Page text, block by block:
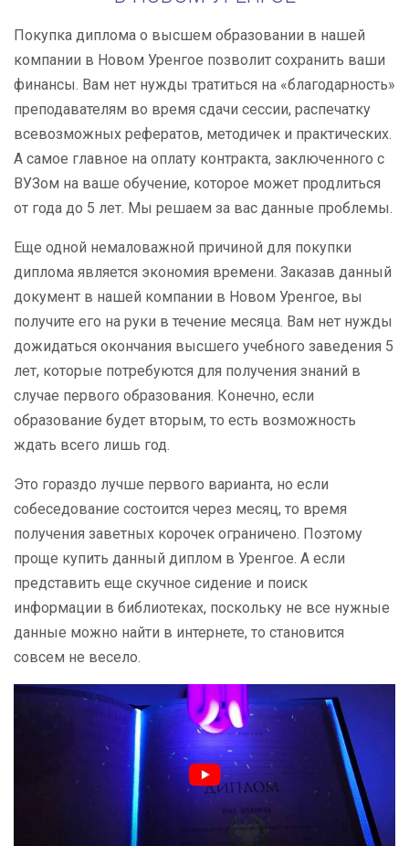
Покупка диплома о высшем образовании в нашей
компании в Новом Уренгое позволит сохранить ваши
финансы. Вам нет нужды тратиться на «благодарность»
преподавателям во время сдачи сессии, распечатку
всевозможных рефератов, методичек и практических.
А самое главное на оплату контракта, заключенного с
ВУЗом на ваше обучение, которое может продлиться
от года до 5 лет. Мы решаем за вас данные проблемы.
Еще одной немаловажной причиной для покупки
диплома является экономия времени. Заказав данный
документ в нашей компании в Новом Уренгое, вы
получите его на руки в течение месяца. Вам нет нужды
дожидаться окончания высшего учебного заведения 5
лет, которые потребуются для получения знаний в
случае первого образования. Конечно, если
образование будет вторым, то есть возможность
ждать всего лишь год.
Это гораздо лучше первого варианта, но если
собеседование состоится через месяц, то время
получения заветных корочек ограничено. Поэтому
проще купить данный диплом в Уренгое. А если
представить еще скучное сидение и поиск
информации в библиотеках, поскольку не все нужные
данные можно найти в интернете, то становится
совсем не весело.